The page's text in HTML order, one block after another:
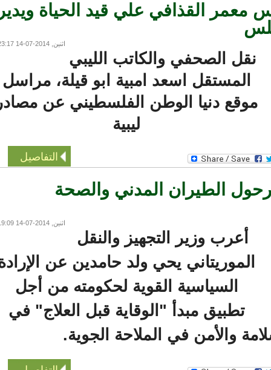
القذافي علي قيد الحياة ويدير
اثنين, 2014-07-14 23:17
نقل الصحفي والكاتب الليبي
المستقل اسعد امبية ابو قيلة، مراسل
موقع دنيا الوطن الفلسطيني عن مصادر
ليبية
التفاصيل
الطيران المدني والصحة
اثنين, 2014-07-14 19:09
أعرب وزير التجهيز والنقل
الموريتاني يحي ولد حامدين عن الإرادة
السياسية القوية لحكومته من أجل
تطبيق مبدأ "الوقاية قبل العلاج" في
والأمن في الملاحة الجوية.